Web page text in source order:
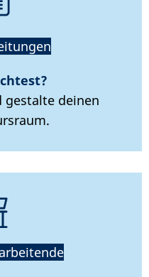
gestalte deinen